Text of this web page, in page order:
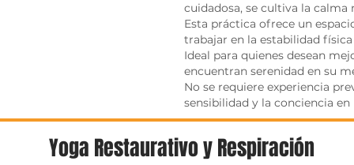
cuidadosa, se cultiva la
Esta práctica ofrece un
trabajar en la estabilidad
Ideal para quienes desean
encuentran serenidad en su
No se requiere experiencia
sensibilidad y la conciencia en
Yoga Restaurativo y Respiración